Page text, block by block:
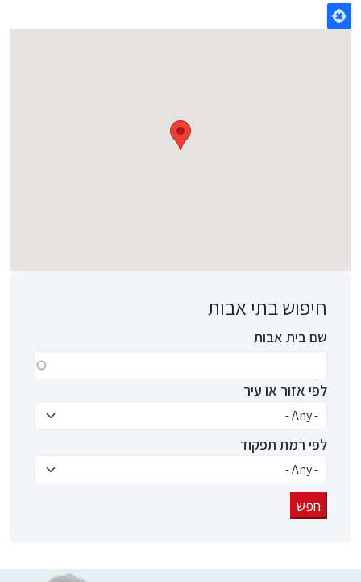
חיפוש בתי אבות
שם בית אבות
לפי אזור או עיר
לפי רמת תפקוד